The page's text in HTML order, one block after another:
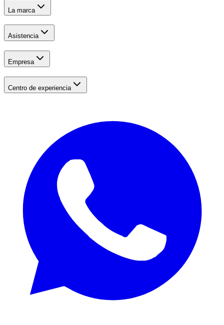
La marca
Asistencia
Empresa
Centro de experiencia